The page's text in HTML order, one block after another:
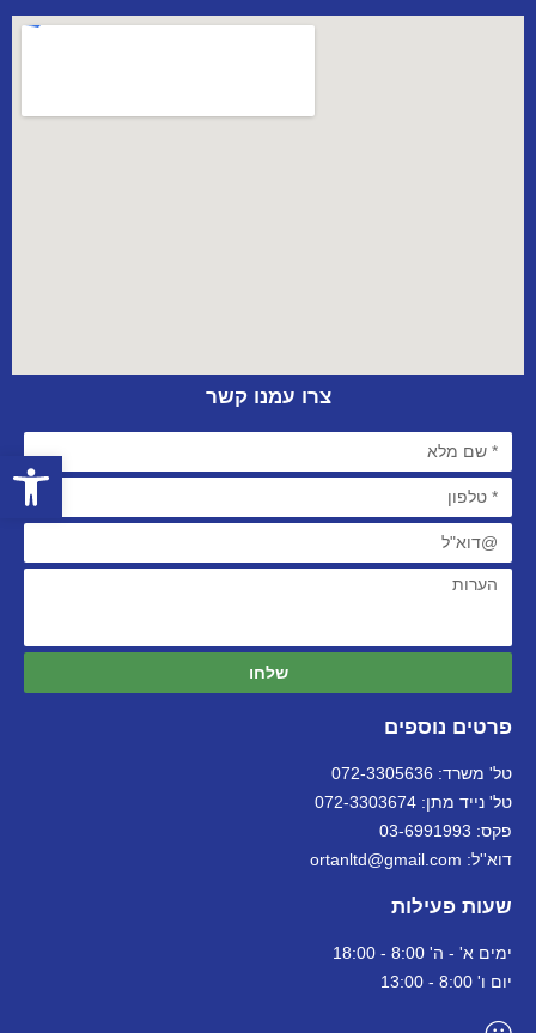
פרטים נוספים
טל' משרד: 072-3305636
טל' נייד מתן: 072-3303674
פקס: 03-6991993
דוא''ל: ortanltd@gmail.com
שעות פעילות
ימים א' - ה' 8:00 - 18:00
יום ו' 8:00 - 13:00
צרו עמנו קשר
שלחו
פתח